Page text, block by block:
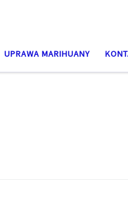
UPRAWA MARIHUANY